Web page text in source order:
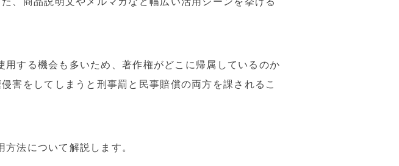
する機会も多いため、著作権がどこに帰属しているのか
害をしてしまうと刑事罰と民事賠償の両方を課されるこ
法について解説します。